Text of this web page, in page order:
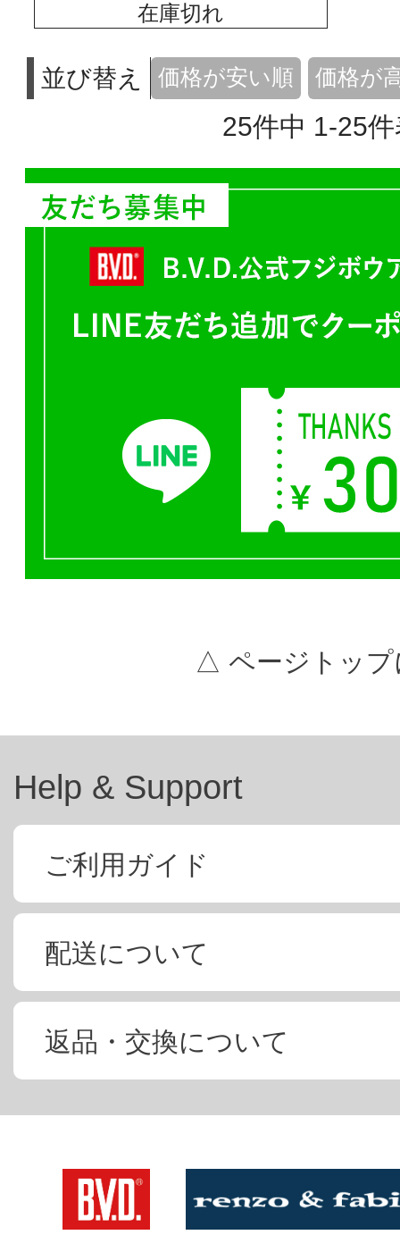
在庫切れ
並び替え 価格が安い順 価格が
25件中 1-25
△ ページトップ
Help & Support
ご利用ガイド
配送について
返品・交換について